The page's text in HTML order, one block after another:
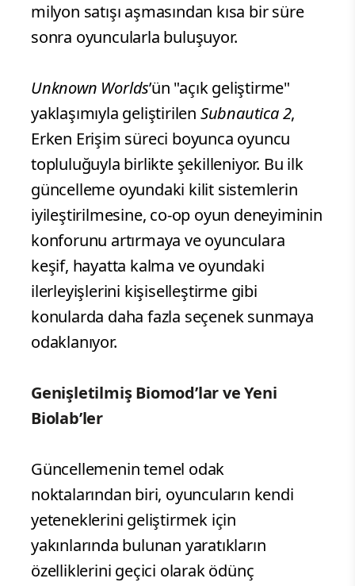
milyon satışı aşmasından kısa bir süre
sonra oyuncularla buluşuyor.
Unknown Worlds’ün "açık geliştirme"
yaklaşımıyla geliştirilen Subnautica 2,
Erken Erişim süreci boyunca oyuncu
topluluğuyla birlikte şekilleniyor. Bu ilk
güncelleme oyundaki kilit sistemlerin
iyileştirilmesine, co-op oyun deneyiminin
konforunu artırmaya ve oyunculara
keşif, hayatta kalma ve oyundaki
ilerleyişlerini kişiselleştirme gibi
konularda daha fazla seçenek sunmaya
odaklanıyor.
Genişletilmiş Biomod’lar ve Yeni
Biolab’ler
Güncellemenin temel odak
noktalarından biri, oyuncuların kendi
yeteneklerini geliştirmek için
yakınlarında bulunan yaratıkların
özelliklerini geçici olarak ödünç